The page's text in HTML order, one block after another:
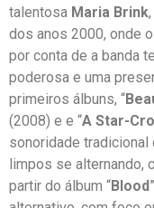
talentosa Maria Brink
dos anos 2000, onde
por conta de a banda
poderosa e uma
primeiros álbuns, “
(2008) e e “A Star-
sonoridade tradicional
limpos se alternando,
partir do álbum “Blood